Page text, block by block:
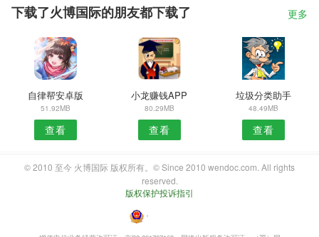
下载了火博国际的朋友都下载了 更多
自律帮安卓版
51.92MB
查看
小龙赚钱APP
80.29MB
查看
垃圾分类助手
48.49MB
查看
© 2010 至今 火博国际 版权所有。© Since 2010 wendoc.com. All rights
reserved.
版权保护投诉指引
・